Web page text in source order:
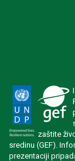
zaštite
sredinu (GEF).
prezentaciji